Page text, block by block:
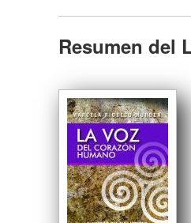
Resumen del